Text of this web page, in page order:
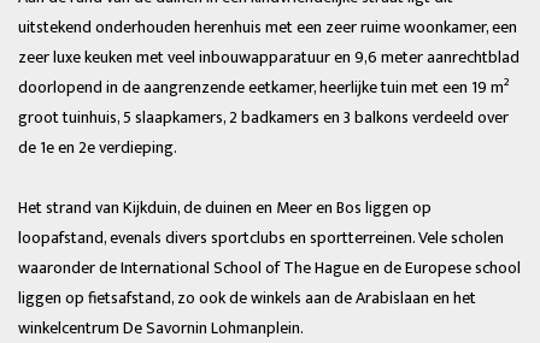
uitstekend onderhouden herenhuis met een zeer ruime woonkamer, een
zeer luxe keuken met veel inbouwapparatuur en 9,6 meter aanrechtblad
doorlopend in de aangrenzende eetkamer, heerlijke tuin met een 19 m²
groot tuinhuis, 5 slaapkamers, 2 badkamers en 3 balkons verdeeld over
de 1e en 2e verdieping.
Het strand van Kijkduin, de duinen en Meer en Bos liggen op
loopafstand, evenals divers sportclubs en sportterreinen. Vele scholen
waaronder de International School of The Hague en de Europese school
liggen op fietsafstand, zo ook de winkels aan de Arabislaan en het
winkelcentrum De Savornin Lohmanplein.